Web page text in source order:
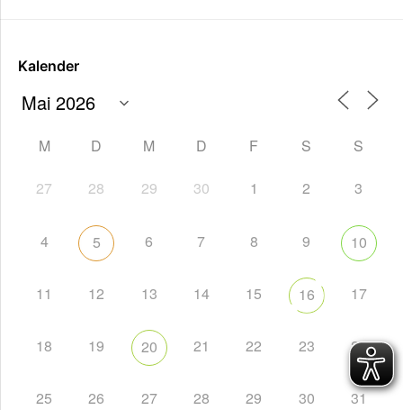
Kalender
M D M D F S S
27 28 29 30 1 2 3
4 5 6 7 8 9 10
11 12 13 14 15 16 17
18 19 20 21 22 23 24
25 26 27 28 29 30 31